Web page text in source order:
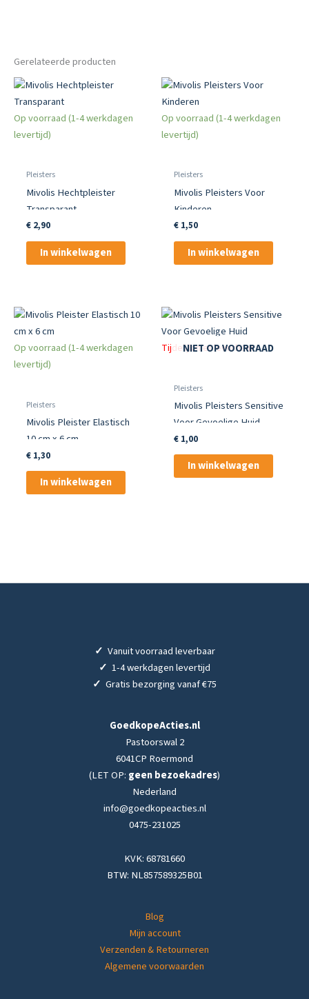
Gerelateerde producten
Op voorraad (1-4 werkdagen
levertijd)
Pleisters
Mivolis Hechtpleister
Transparant
€2,90
In winkelwagen
Op voorraad (1-4 werkdagen
levertijd)
Pleisters
Mivolis Pleisters Voor
Kinderen
€1,50
In winkelwagen
Op voorraad (1-4 werkdagen
levertijd)
Pleisters
Mivolis Pleister Elastisch
10 cm x 6 cm
€1,30
In winkelwagen
NIET OP VOORRAAD
Tijdelijk niet leverbaar
Pleisters
Mivolis Pleisters Sensitive
Voor Gevoelige Huid
€1,00
In winkelwagen
✓ Vanuit voorraad leverbaar
✓ 1-4 werkdagen levertijd
✓ Gratis bezorging vanaf €75
GoedkopeActies.nl
Pastoorswal 2
6041CP Roermond
(LET OP: geen bezoekadres)
Nederland
info@goedkopeacties.nl
0475-231025
KVK: 68781660
BTW: NL857589325B01
Blog
Mijn account
Verzenden & Retourneren
Algemene voorwaarden